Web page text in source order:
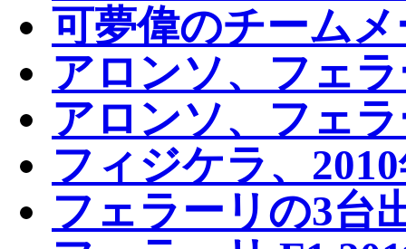
可夢偉のチーム
アロンソ、フェ
アロンソ、フェ
フィジケラ、
フェラーリの3台